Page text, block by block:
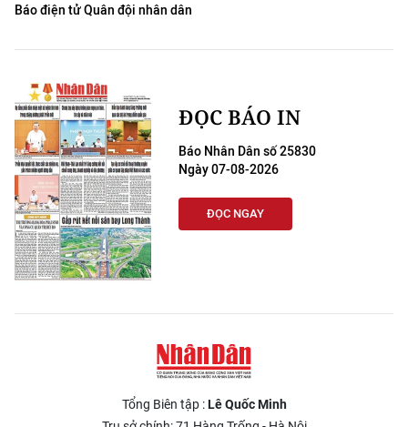
Báo điện tử Quân đội nhân dân
ĐỌC BÁO IN
Báo Nhân Dân số 25830
Ngày 07-08-2026
ĐỌC NGAY
Tổng Biên tập :Lê Quốc Minh